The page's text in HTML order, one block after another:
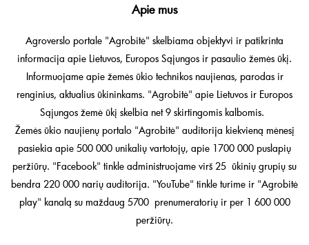
Apie mus
Agroverslo portale "Agrobitė" skelbiama objektyvi ir patikrinta
informacija apie Lietuvos, Europos Sąjungos ir pasaulio žemės ūkį.
Informuojame apie žemės ūkio technikos naujienas, parodas ir
renginius, aktualius ūkininkams. "Agrobitė" apie Lietuvos ir Europos
Sąjungos žemė ūkį skelbia net 9 skirtingomis kalbomis.
Žemės ūkio naujienų portalo "Agrobitė" auditorija kiekvieną mėnesį
pasiekia apie 500 000 unikalių vartotojų, apie 1700 000 puslapių
peržiūrų. "Facebook" tinkle administruojame virš 25 ūkinių grupių su
bendra 220 000 narių auditorija. "YouTube" tinkle turime ir "Agrobitė
play" kanalą su maždaug 5700 prenumeratorių ir per 1 600 000
peržiūrų.